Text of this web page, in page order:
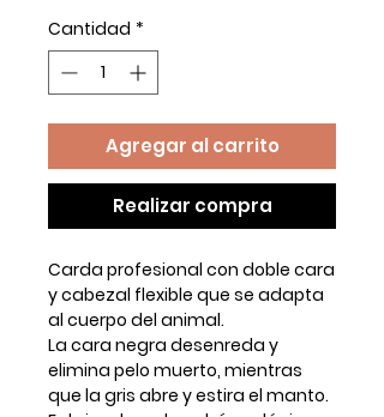
Cantidad *
Agregar al carrito
Realizar compra
Carda profesional con doble cara
y cabezal flexible que se adapta
al cuerpo del animal.
La cara negra desenreda y
elimina pelo muerto, mientras
que la gris abre y estira el manto.